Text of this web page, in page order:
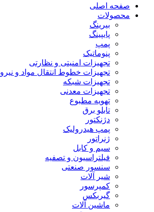
صفحه اصلی
محصولات
بیرینگ
پایپینگ
پمپ
پنوماتیک
تجهیزات امنیتی و نظارتی
تجهیزات خطوط انتقال مواد و نیرو
تجهیزات شبکه
تجهیزات معدنی
تهویه مطبوع
تابلو برق
دژنکتور
پمپ هیدرولیک
ژنراتور
سیم و کابل
فیلتراسیون و تصفیه
سنسور صنعتی
شیر آلات
کمپرسور
گیربکس
ماشین آلات